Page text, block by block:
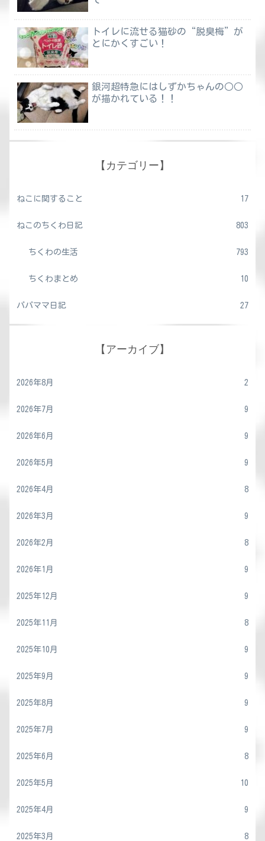
トイレに流せる猫砂の“脱臭梅”が
とにかくすごい！
銀河超特急にはしずかちゃんの○○
が描かれている！！
【カテゴリー】
ねこに関すること 17
ねこのちくわ日記 803
ちくわの生活 793
ちくわまとめ 10
パパママ日記 27
【アーカイブ】
2026年8月 2
2026年7月 9
2026年6月 9
2026年5月 9
2026年4月 8
2026年3月 9
2026年2月 8
2026年1月 9
2025年12月 9
2025年11月 8
2025年10月 9
2025年9月 9
2025年8月 9
2025年7月 9
2025年6月 8
2025年5月 10
2025年4月 9
2025年3月 8